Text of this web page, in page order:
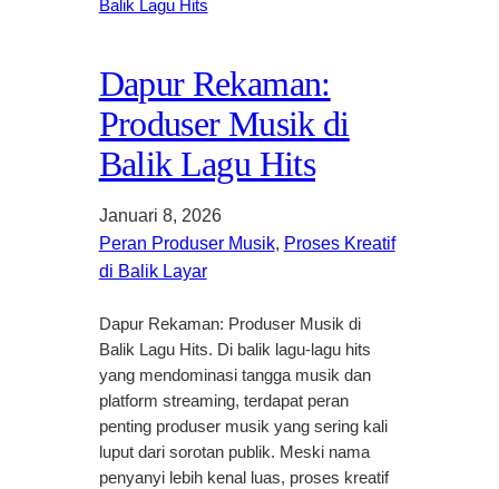
Dapur Rekaman:
Produser Musik di
Balik Lagu Hits
Januari 8, 2026
Peran Produser Musik, Proses Kreatif
di Balik Layar
Dapur Rekaman: Produser Musik di
Balik Lagu Hits. Di balik lagu-lagu hits
yang mendominasi tangga musik dan
platform streaming, terdapat peran
penting produser musik yang sering kali
luput dari sorotan publik. Meski nama
penyanyi lebih kenal luas, proses kreatif